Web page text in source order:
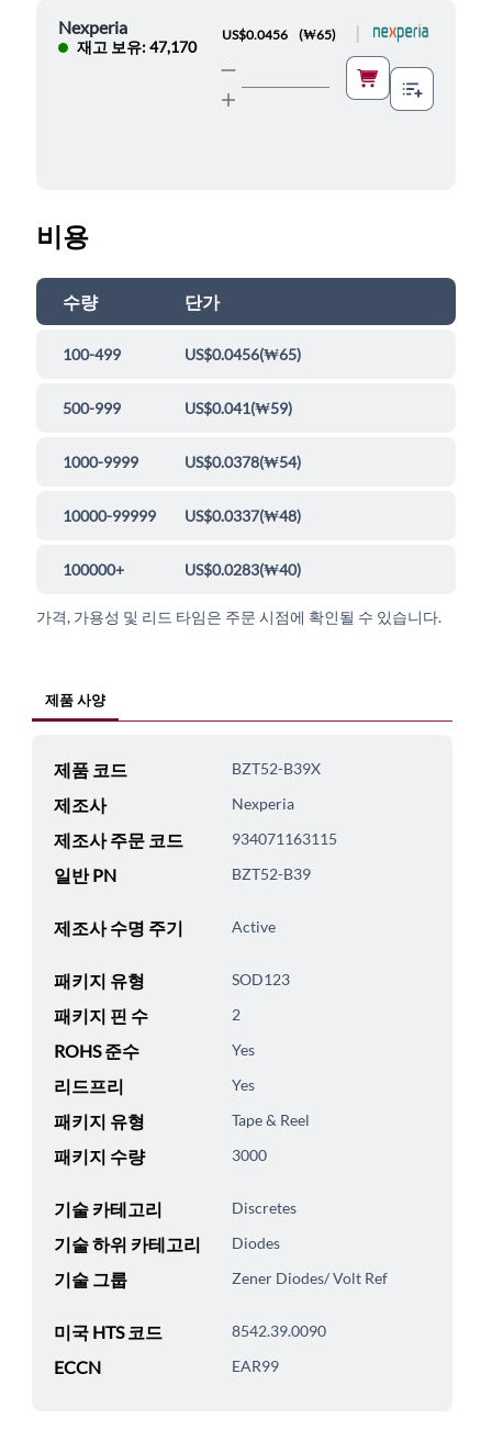
Nexperia
재고 보유: 47,170
US$0.0456 (₩65)
비용
수량 단가
100-499 US$0.0456(₩65)
500-999 US$0.041(₩59)
1000-9999 US$0.0378(₩54)
10000-99999 US$0.0337(₩48)
100000+ US$0.0283(₩40)
가격, 가용성 및 리드 타임은 주문 시점에 확인될 수 있습니다.
제품 사양
제품 코드 BZT52-B39X
제조사 Nexperia
제조사 주문 코드 934071163115
일반 PN BZT52-B39
제조사 수명 주기 Active
패키지 유형 SOD123
패키지 핀 수 2
ROHS 준수 Yes
리드프리 Yes
패키지 유형 Tape & Reel
패키지 수량 3000
기술 카테고리 Discretes
기술 하위 카테고리 Diodes
기술 그룹 Zener Diodes/ Volt Ref
미국 HTS 코드 8542.39.0090
ECCN EAR99